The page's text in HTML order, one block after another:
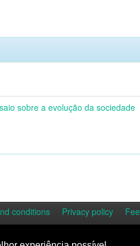
sobre a evolução da sociedade
conditions Privacy policy